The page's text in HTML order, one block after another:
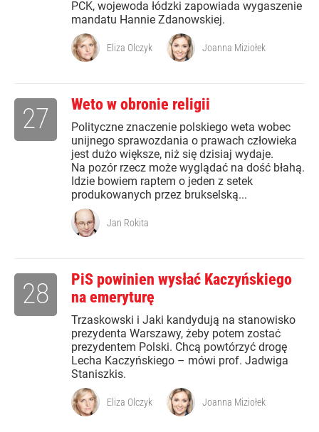
PCK, wojewoda łódzki zapowiada wygaszenie
mandatu Hannie Zdanowskiej.
Eliza Olczyk Joanna Miziołek
Weto w obronie religii
Polityczne znaczenie polskiego weta wobec
unijnego sprawozdania o prawach człowieka
jest dużo większe, niż się dzisiaj wydaje.
Na pozór rzecz może wyglądać na dość błahą.
Idzie bowiem raptem o jeden z setek
produkowanych przez brukselską...
27
Jan Rokita
PiS powinien wysłać Kaczyńskiego
na emeryturę
Trzaskowski i Jaki kandydują na stanowisko
prezydenta Warszawy, żeby potem zostać
prezydentem Polski. Chcą powtórzyć drogę
Lecha Kaczyńskiego – mówi prof. Jadwiga
Staniszkis.
28
Eliza Olczyk Joanna Miziołek